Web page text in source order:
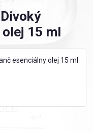
15 ml